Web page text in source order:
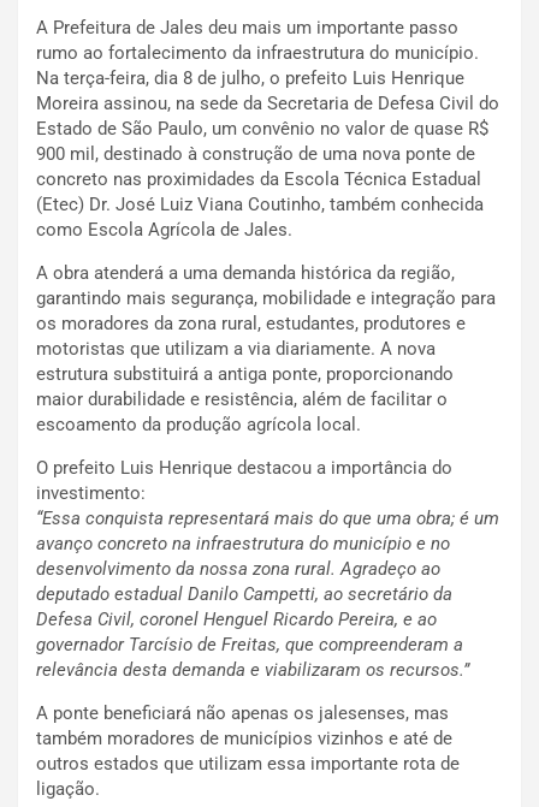
A Prefeitura de Jales deu mais um importante passo
rumo ao fortalecimento da infraestrutura do município.
Na terça-feira, dia 8 de julho, o prefeito Luis Henrique
Moreira assinou, na sede da Secretaria de Defesa Civil do
Estado de São Paulo, um convênio no valor de quase R$
900 mil, destinado à construção de uma nova ponte de
concreto nas proximidades da Escola Técnica Estadual
(Etec) Dr. José Luiz Viana Coutinho, também conhecida
como Escola Agrícola de Jales.
A obra atenderá a uma demanda histórica da região,
garantindo mais segurança, mobilidade e integração para
os moradores da zona rural, estudantes, produtores e
motoristas que utilizam a via diariamente. A nova
estrutura substituirá a antiga ponte, proporcionando
maior durabilidade e resistência, além de facilitar o
escoamento da produção agrícola local.
O prefeito Luis Henrique destacou a importância do
investimento:
“Essa conquista representará mais do que uma obra; é um
avanço concreto na infraestrutura do município e no
desenvolvimento da nossa zona rural. Agradeço ao
deputado estadual Danilo Campetti, ao secretário da
Defesa Civil, coronel Henguel Ricardo Pereira, e ao
governador Tarcísio de Freitas, que compreenderam a
relevância desta demanda e viabilizaram os recursos.”
A ponte beneficiará não apenas os jalesenses, mas
também moradores de municípios vizinhos e até de
outros estados que utilizam essa importante rota de
ligação.